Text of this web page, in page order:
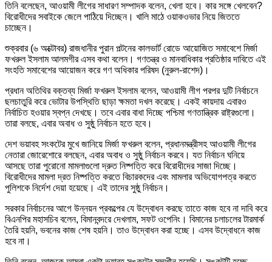
তিনি বলেছেন, আওয়ামী লীগের সাধারণ সম্পাদক বলেন, খেলা হবে। কার সঙ্গে খেলবেন?
বিরোধীদের সবাইকে জেলে পাঠিয়ে দিচ্ছেন। খালি মাঠে ওয়াকওভার নিয়ে জিততে
চাচ্ছেন।
শুক্রবার (৬ অক্টোবর) রাজধানীর পুরান পল্টনের কালভার্ট রোডে আয়োজিত সমাবেশে মির্জা
ফখরুল ইসলাম আলমগীর এসব কথা বলেন। গণতন্ত্র ও মানবাধিকার প্রতিষ্ঠার দাবিতে এই
সংহতি সমাবেশের আয়োজন করে গণ অধিকার পরিষদ (নুরুল-রাশেদ)।
প্রধান অতিথির বক্তব্য মির্জা ফখরুল ইসলাম বলেন, আওয়ামী লীগ পরপর দুটি নির্বাচনে
ছলচাতুরি করে ভোটার উপস্থিতি ছাড়া ক্ষমতা দখল করেছে। একই কায়দায় এবারও
নির্বাচিত হওয়ার স্বপ্ন দেখছে। তবে এবার বাধা দিচ্ছে পশ্চিমা গণতান্ত্রিক রাষ্ট্রগুলো।
তারা বলছে, এবার অবাধ ও সুষ্ঠু নির্বাচন হতে হবে।
দেশ ভয়াবহ সংকটের মুখে জানিয়ে মির্জা ফখরুল বলেন, প্রধানমন্ত্রীসহ আওয়ামী লীগের
নেতারা জোরেশোরে বলছেন, এবার অবাধ ও সুষ্ঠু নির্বাচন করবে। যত নির্বাচন ঘনিয়ে
আসছে তারা পুরোনো মামলাগুলো দ্রুত নিষ্পত্তি করে বিরোধীদের সাজা দিচ্ছে।
বিরোধীদের মামলা দ্রত নিষ্পত্তি করতে বিচারকদের এবং মামলার অভিযোগপত্র করতে
পুলিশকে নির্দেশ দেয়া হয়েছে। এই তাদের সুষ্ঠু নির্বাচন।
সরকার নির্বাচনের আগে উন্নয়ন প্রকল্পের যে উদ্বোধন করছে তাতে কাজ হবে না দাবি করে
বিএনপির মহাসচিব বলেন, বিমানবন্দরে দেখলাম, সফট ওপেনিং। বিমানের চলাচলের টারমার্ক
তৈরি হয়নি, ভবনের কাজ শেষ হয়নি। তাও উদ্বোধন করা হচ্ছে। এসব উদ্বোধনে কাজ
হবে না।